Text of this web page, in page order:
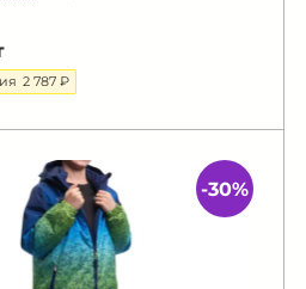
2 787 ₽
-30%